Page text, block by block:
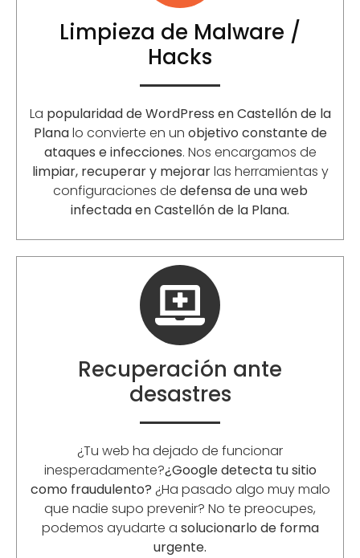
Limpieza de Malware /
Hacks
La popularidad de WordPress en Castellón de la
Planalo convierte en un objetivo constante de
ataques e infecciones. Nos encargamos de
limpiar, recuperar y mejorarlas herramientas y
configuraciones de defensa de una web
infectada en Castellón de la Plana.
Recuperación ante
desastres
¿Tu web ha dejado de funcionar
inesperadamente?¿Google detecta tu sitio
como fraudulento? ¿Ha pasado algo muy malo
que nadie supo prevenir? No te preocupes,
podemos ayudarte a solucionarlo de forma
urgente.